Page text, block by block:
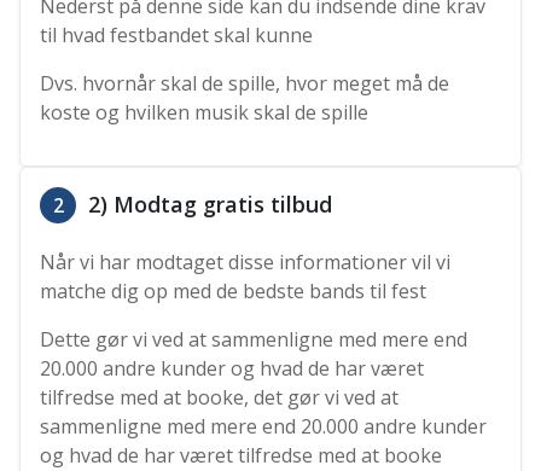
Nederst på denne side kan du indsende dine krav
til hvad festbandet skal kunne
Dvs. hvornår skal de spille, hvor meget må de
koste og hvilken musik skal de spille
2 2) Modtag gratis tilbud
Når vi har modtaget disse informationer vil vi
matche dig op med de bedste bands til fest
Dette gør vi ved at sammenligne med mere end
20.000 andre kunder og hvad de har været
tilfredse med at booke, det gør vi ved at
sammenligne med mere end 20.000 andre kunder
og hvad de har været tilfredse med at booke